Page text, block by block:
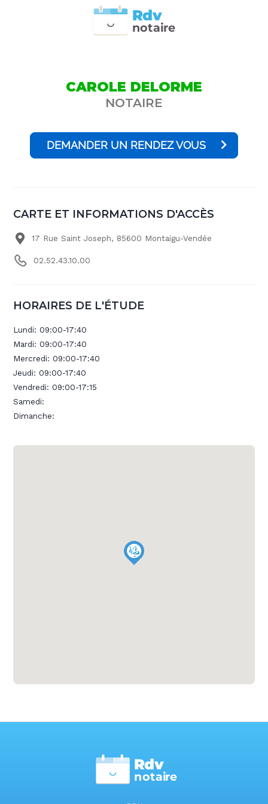
notaire
Rdv
CAROLE DELORME
NOTAIRE
DEMANDER UN RENDEZ VOUS
CARTE ET INFORMATIONS D'ACCÈS
17 Rue Saint Joseph, 85600 Montaigu-Vendée
02.52.43.10.00
HORAIRES DE L'ÉTUDE
Lundi:09:00-17:40
Mardi:09:00-17:40
Mercredi:09:00-17:40
Jeudi:09:00-17:40
Vendredi:09:00-17:15
Samedi:
Dimanche:
notaire
Rdv